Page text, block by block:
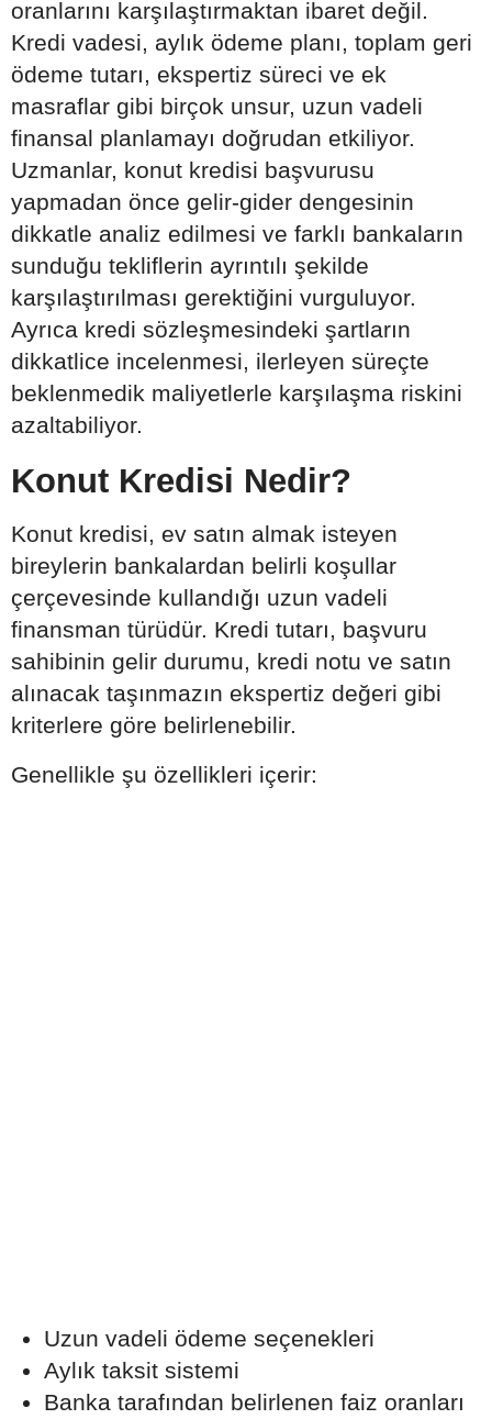
oranlarını karşılaştırmaktan ibaret değil.
Kredi vadesi, aylık ödeme planı, toplam geri
ödeme tutarı, ekspertiz süreci ve ek
masraflar gibi birçok unsur, uzun vadeli
finansal planlamayı doğrudan etkiliyor.
Uzmanlar, konut kredisi başvurusu
yapmadan önce gelir-gider dengesinin
dikkatle analiz edilmesi ve farklı bankaların
sunduğu tekliflerin ayrıntılı şekilde
karşılaştırılması gerektiğini vurguluyor.
Ayrıca kredi sözleşmesindeki şartların
dikkatlice incelenmesi, ilerleyen süreçte
beklenmedik maliyetlerle karşılaşma riskini
azaltabiliyor.
Konut Kredisi Nedir?
Konut kredisi, ev satın almak isteyen
bireylerin bankalardan belirli koşullar
çerçevesinde kullandığı uzun vadeli
finansman türüdür. Kredi tutarı, başvuru
sahibinin gelir durumu, kredi notu ve satın
alınacak taşınmazın ekspertiz değeri gibi
kriterlere göre belirlenebilir.
Genellikle şu özellikleri içerir:
Uzun vadeli ödeme seçenekleri
Aylık taksit sistemi
Banka tarafından belirlenen faiz oranları